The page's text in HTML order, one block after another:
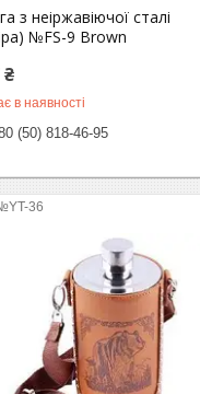
з неіржавіючої сталі
№FS-9 Brown
₴
в наявності
(50) 818-46-95
36